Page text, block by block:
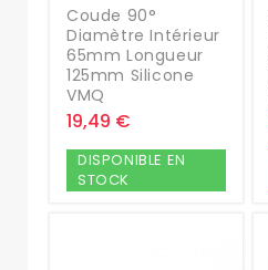
Coude 90°
Diamètre Intérieur
65mm Longueur
125mm Silicone
VMQ
19,49 €
DISPONIBLE EN
STOCK